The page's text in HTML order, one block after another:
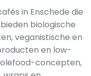
in Enschede die
biologische
veganistische en
en low-
concepten,